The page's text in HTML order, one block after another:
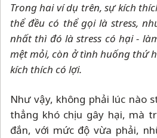
Trong hai ví dụ trên, sự kích
thể đều có thể gọi là stress,
nhất thì đó là stress có hại -
mệt mỏi, còn ở tình huống thứ
kích thích có lợi.
Như vậy, không phải lúc nào
thẳng khó chịu gây hại, mà
đắn, với mức độ vừa phải,